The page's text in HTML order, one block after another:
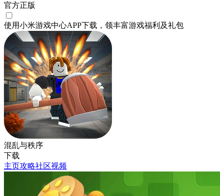
官方正版
使用小米游戏中心APP下载 ，领丰富游戏福利 及礼包
混乱与秩序
下载
主页攻略社区视频